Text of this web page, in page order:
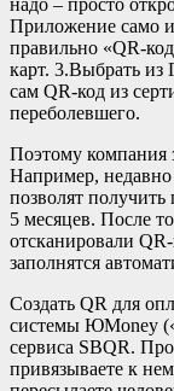
Приложение само
правильно «QR-
карт. 3.Выбрать из
сам QR-код из
переболевшего.
Поэтому компания
Например,
позволят
5 месяцев. После
отсканировали
заполнятся
Создать QR для
системы ЮMoney
сервиса SBQR.
привязываете к